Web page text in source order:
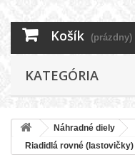
Košík (prázdny)
KATEGÓRIA
Náhradné diely
Riadidlá rovné (lastovičky)